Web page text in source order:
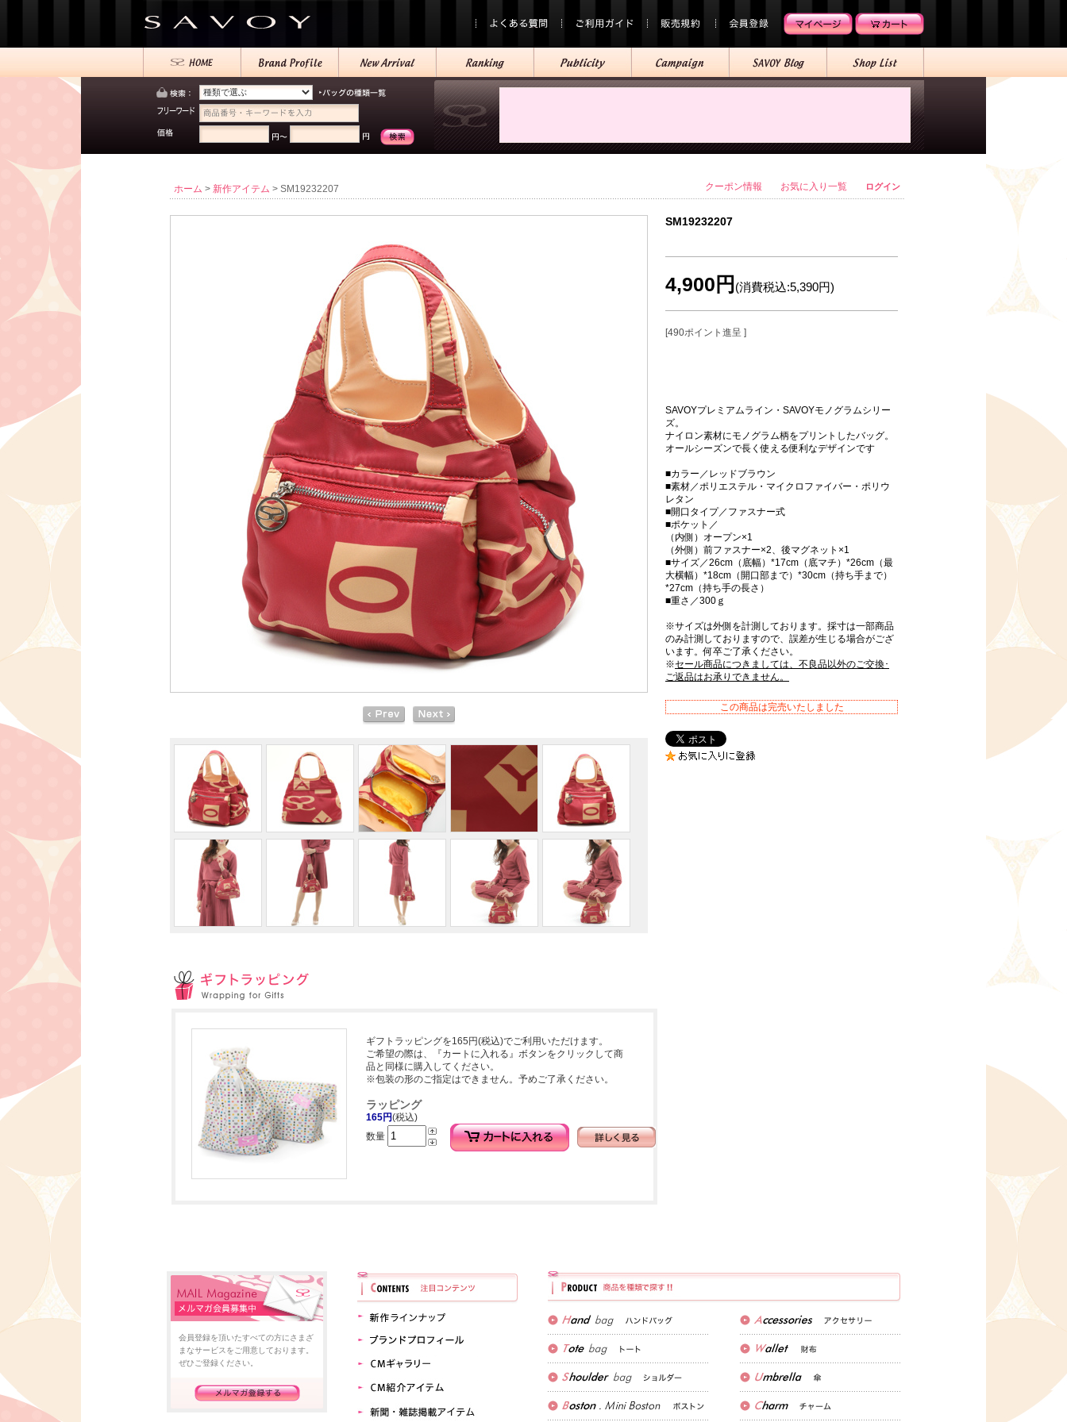
クーポン情報 お気に入り一覧 ログイン
ホーム > 新作アイテム > SM19232207
SM19232207
SAVOYプレミアムライン・SAVOYモノグラムシリー
ズ。
ナイロン素材にモノグラム柄をプリントしたバッグ。
オールシーズンで長く使える便利なデザインです
■カラー／レッドブラウン
■素材／ポリエステル・マイクロファイバー・ポリウ
レタン
■開口タイプ／ファスナー式
■ポケット／
（内側）オープン×1
（外側）前ファスナー×2、後マグネット×1
■サイズ／26cm（底幅）*17cm（底マチ）*26cm（最
大横幅）*18cm（開口部まで）*30cm（持ち手まで）
*27cm（持ち手の長さ）
■重さ／300ｇ
※サイズは外側を計測しております。採寸は一部商品
のみ計測しておりますので、誤差が生じる場合がござ
います。何卒ご了承ください。
※セール商品につきましては、不良品以外のご交換･
ご返品はお承りできません。
4,900円 (消費税込:5,390円)
[490ポイント進呈 ]
この商品は完売いたしました
ギフトラッピングを165円(税込)でご利用いただけます。
ご希望の際は、『カートに入れる』ボタンをクリックして商
品と同様に購入してください。
※包装の形のご指定はできません。予めご了承ください。
ラッピング
165円(税込)
数量
会員登録を頂いたすべての方にさまざ
まなサービスをご用意しております。
ぜひご登録ください。